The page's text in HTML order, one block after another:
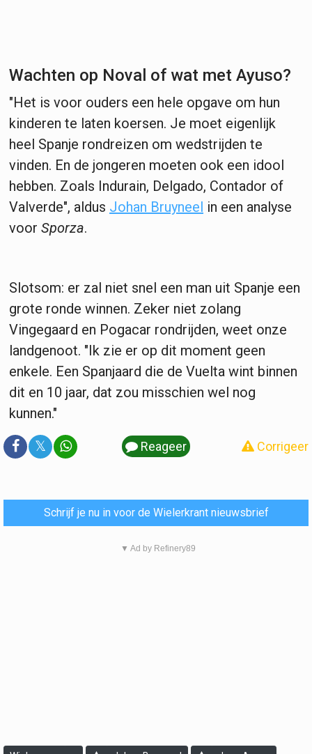
Wachten op Noval of wat met Ayuso?
"Het is voor ouders een hele opgave om hun
kinderen te laten koersen. Je moet eigenlijk
heel Spanje rondreizen om wedstrijden te
vinden. En de jongeren moeten ook een idool
hebben. Zoals Indurain, Delgado, Contador of
Valverde", aldus Johan Bruyneel in een analyse
voor Sporza.
Slotsom: er zal niet snel een man uit Spanje een
grote ronde winnen. Zeker niet zolang
Vingegaard en Pogacar rondrijden, weet onze
landgenoot. "Ik zie er op dit moment geen
enkele. Een Spanjaard die de Vuelta wint binnen
dit en 10 jaar, dat zou misschien wel nog
kunnen."
𝕏 Reageer Corrigeer
Schrijf je nu in voor de Wielerkrant nieuwsbrief
▼ Ad by Refinery89